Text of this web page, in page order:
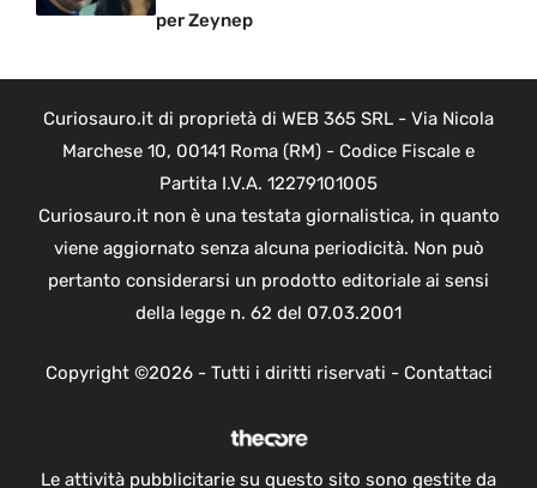
per Zeynep
Curiosauro.it di proprietà di WEB 365 SRL - Via Nicola
Marchese 10, 00141 Roma (RM) - Codice Fiscale e
Partita I.V.A. 12279101005
Curiosauro.it non è una testata giornalistica, in quanto
viene aggiornato senza alcuna periodicità. Non può
pertanto considerarsi un prodotto editoriale ai sensi
della legge n. 62 del 07.03.2001
Copyright ©2026 - Tutti i diritti riservati - Contattaci
Le attività pubblicitarie su questo sito sono gestite da